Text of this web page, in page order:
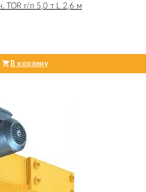
TOR г/п 5,0 т L 2,6 м
В корзину